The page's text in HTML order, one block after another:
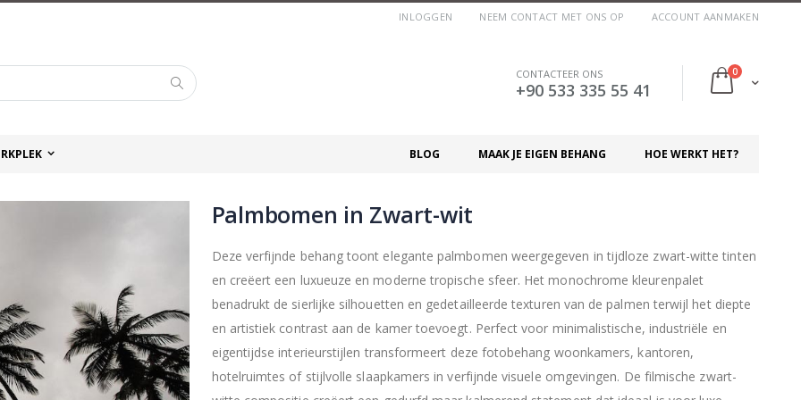
INLOGGEN NEEM CONTACT MET ONS OP ACCOUNT AANMAKEN
Cart
0producten
Zoek CONTACTEER ONS
+90 533 335 55 41
HOE WERKT HET?
MAAK JE EIGEN BEHANG
BLOG
Palmbomen in Zwart-wit
Deze verfijnde behang toont elegante palmbomen weergegeven in tijdloze zwart-witte tinten
en creëert een luxueuze en moderne tropische sfeer. Het monochrome kleurenpalet
benadrukt de sierlijke silhouetten en gedetailleerde texturen van de palmen terwijl het diepte
en artistiek contrast aan de kamer toevoegt. Perfect voor minimalistische, industriële en
eigentijdse interieurstijlen transformeert deze fotobehang woonkamers, kantoren,
hotelruimtes of stijlvolle slaapkamers in verfijnde visuele omgevingen. De filmische zwart-